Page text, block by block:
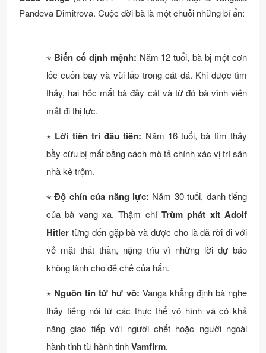
Pandeva Dimitrova. Cuộc đời bà là một chuỗi những bí ẩn:
⋆ Biến cố định mệnh: Năm 12 tuổi, bà bị một cơn
lốc cuốn bay và vùi lấp trong cát đá. Khi được tìm
thấy, hai hốc mắt bà đầy cát và từ đó bà vĩnh viễn
mất đi thị lực.
⋆ Lời tiên tri đầu tiên: Năm 16 tuổi, bà tìm thấy
bầy cừu bị mất bằng cách mô tả chính xác vị trí sân
nhà kẻ trộm.
⋆Độ chín của năng lực: Năm 30 tuổi, danh tiếng
của bà vang xa. Thậm chí Trùm phát xít Adolf
Hitler từng đến gặp bà và được cho là đã rời đi với
vẻ mặt thất thần, nặng trĩu vì những lời dự báo
không lành cho đế chế của hắn.
⋆ Nguồn tin từ hư vô: Vanga khẳng định bà nghe
thấy tiếng nói từ các thực thể vô hình và có khả
năng giao tiếp với người chết hoặc người ngoài
hành tinh từ hành tinhVamfirm.